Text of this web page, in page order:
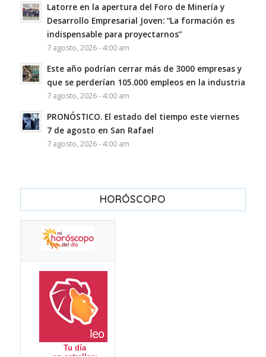
Latorre en la apertura del Foro de Minería y
Desarrollo Empresarial Joven: “La formación es
indispensable para proyectarnos”
7 agosto, 2026 - 4:00 am
Este año podrían cerrar más de 3000 empresas y
que se perderían 105.000 empleos en la industria
7 agosto, 2026 - 4:00 am
PRONÓSTICO. El estado del tiempo este viernes
7 de agosto en San Rafael
7 agosto, 2026 - 4:00 am
HORÓSCOPO